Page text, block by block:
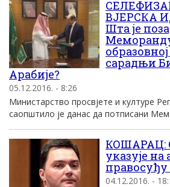
ВЈЕРСКА
Шта је
сарадњи
Арабије?
05.12.2016. - 8:26
Министарство просвјете и културе
саопштило је данас да потписани
КОШАРАЦ:
указује на
04.12.2016. -